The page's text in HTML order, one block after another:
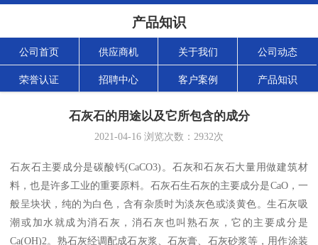
产品知识
公司首页 供应商机 关于我们 公司动态
荣誉认证 招聘中心 客户案例 产品知识
石灰石的用途以及它所包含的成分
2021-04-16 浏览次数： 2932次
石灰石主要成分是碳酸钙(CaCO3)。石灰和石灰石大量用做建筑材
料，也是许多工业的重要原料。石灰石生石灰的主要成分是CaO，一
般呈块状，纯的为白色，含有杂质时为淡灰色或淡黄色。生石灰吸
潮或加水就成为消石灰，消石灰也叫熟石灰，它的主要成分是
Ca(OH)2。熟石灰经调配成石灰浆、石灰膏、石灰砂浆等，用作涂装